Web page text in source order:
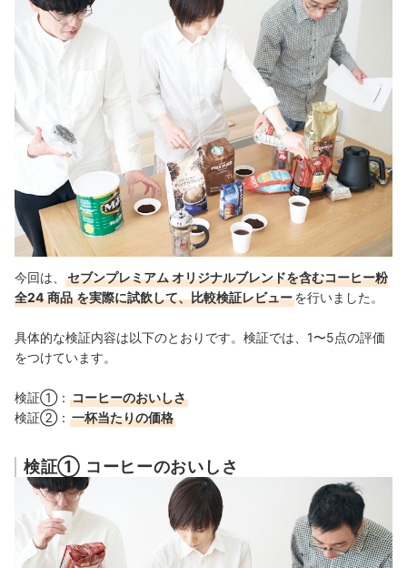
今回は、
セブンプレミアム オリジナルブレンドを含むコーヒー粉
全24 商品 を実際に試飲して、比較検証レビューを行いました。
具体的な検証内容は以下のとおりです。検証では、1〜5点の評価
をつけています。
検証①： コーヒーのおいしさ
検証②： 一杯当たりの価格
検証① コーヒーのおいしさ